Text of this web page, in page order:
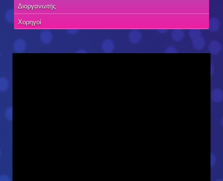
Διοργανωτής
Χορηγοί